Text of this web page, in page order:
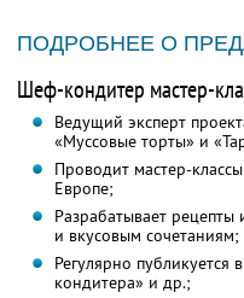
ПОДРОБНЕЕ О
Шеф-кондитер мастер-
Ведущий эксперт
«Муссовые торты» и
Проводит мастер-
Европе;
Разрабатывает
и вкусовым сочетаниям;
Регулярно
кондитера» и др.;